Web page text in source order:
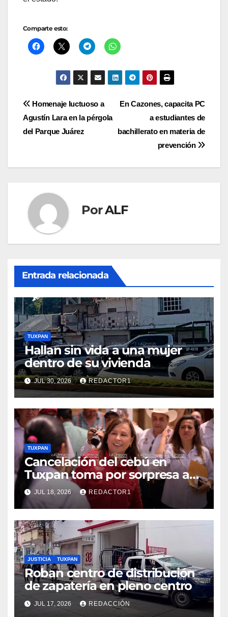
Comparte esto:
Navegación
de
En Cazones, capacita PC
a estudiantes de
bachillerato en materia de
prevención
Homenaje luctuoso a
Agustín Lara en la pérgola
del Parque Juárez
PorALF
Entrada relacionada
TUXPAN
Hallan sin vida a una mujer
dentro de su vivienda
JUL 30, 2026 REDACTOR1
TUXPAN
Cancelación del cebú en
Tuxpan toma por sorpresa a
Nahle
JUL 18, 2026 REDACTOR1
JUSTICIA TUXPAN
Roban centro de distribución
de zapatería en pleno centro
JUL 17, 2026 REDACCIÓN